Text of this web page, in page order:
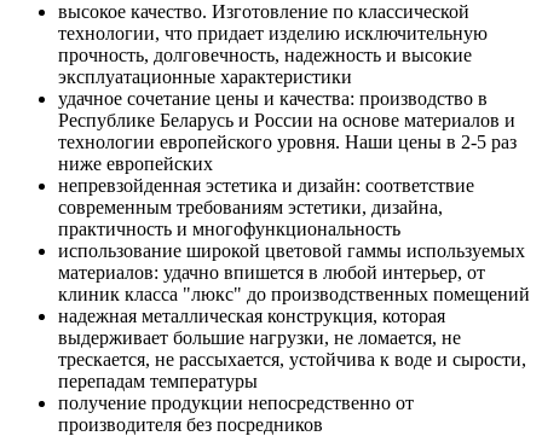
высокое качество. Изготовление по классической
технологии, что придает изделию исключительную
прочность, долговечность, надежность и высокие
эксплуатационные характеристики
удачное сочетание цены и качества: производство в
Республике Беларусь и России на основе материалов и
технологии европейского уровня. Наши цены в 2-5 раз
ниже европейских
непревзойденная эстетика и дизайн: соответствие
современным требованиям эстетики, дизайна,
практичность и многофункциональность
использование широкой цветовой гаммы используемых
материалов: удачно впишется в любой интерьер, от
клиник класса "люкс" до производственных помещений
надежная металлическая конструкция, которая
выдерживает большие нагрузки, не ломается, не
трескается, не рассыхается, устойчива к воде и сырости,
перепадам температуры
получение продукции непосредственно от
производителя без посредников